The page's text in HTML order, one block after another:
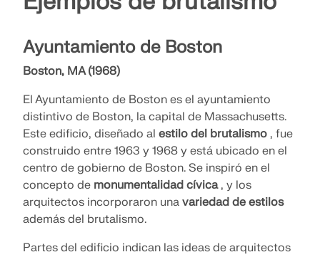
Ayuntamiento de Boston
Boston, MA (1968)
El Ayuntamiento de Boston es el ayuntamiento
distintivo de Boston, la capital de Massachusetts.
Este edificio, diseñado al estilo del brutalismo , fue
construido entre 1963 y 1968 y está ubicado en el
centro de gobierno de Boston. Se inspiró en el
concepto de monumentalidad cívica, y los
arquitectos incorporaron una variedad de estilos
además del brutalismo.
Partes del edificio indican las ideas de arquitectos